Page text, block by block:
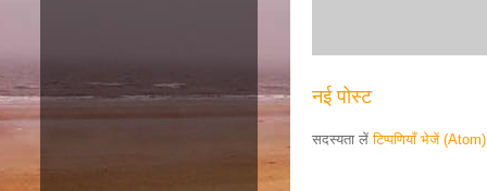
नई पोस्ट
सदस्यता लेंटिप्पणियाँ भेजें (Atom)